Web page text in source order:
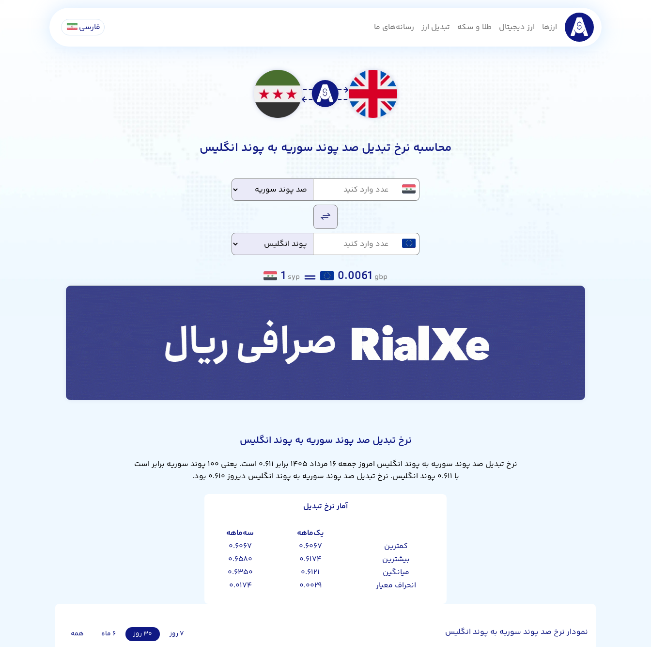
ارزها ارز دیجیتال طلا و سکه تبدیل ارز رسانه‌های ما فارسی
محاسبه نرخ تبدیل صد پوند سوریه به پوند انگلیس
1 syp 0.0061 gbp
نرخ تبدیل صد پوند سوریه به پوند انگلیس
نرخ تبدیل صد پوند سوریه به پوند انگلیس امروز جمعه ۱۶ مرداد ۱۴۰۵ برابر ۰.۶۱۱ است. یعنی ۱۰۰ پوند سوریه برابر است
با ۰.۶۱۱ پوند انگلیس. نرخ تبدیل صد پوند سوریه به پوند انگلیس دیروز ۰.۶۱۰ بود.
آمار نرخ تبدیل
یک‌ماهه
سه‌ماهه
کمترین
۰.۶۰۶۷
۰.۶۰۶۷
بیشترین
۰.۶۱۷۴
۰.۶۵۸۰
میانگین
۰.۶۱۲۱
۰.۶۳۵۰
انحراف معیار
۰.۰۰۲۹ ۰.۰۱۷۴
نمودار نرخ صد پوند سوریه به پوند انگلیس ۷ روز ۳۰ روز ۶ ماه همه